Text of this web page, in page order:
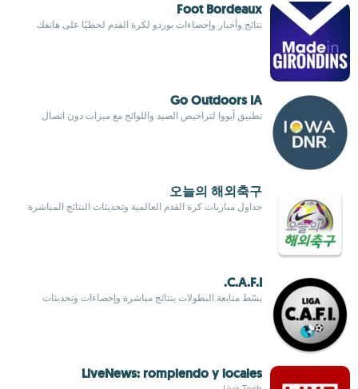
Foot Bordeaux
نتائج وأخبار وإحصاءات بوردو لكرة القدم لحظيًا على هاتفك
Go Outdoors IA
تطبيق آيووا لتراخيص الصيد واللوائح مع ميزات دون اتصال
오늘의 해외축구
جداول مباريات كرة القدم العالمية وتحديثات النتائج المباشرة
C.A.F.I.
بسّط متابعة البطولات بنتائج مباشرة وإحصاءات وتحديثات
LiveNews: rompiendo y locales